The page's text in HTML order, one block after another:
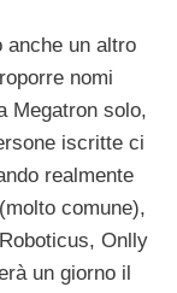
anche un altro
nomi
Megatron solo,
iscritte ci
realmente
comune),
Onlly
un giorno il